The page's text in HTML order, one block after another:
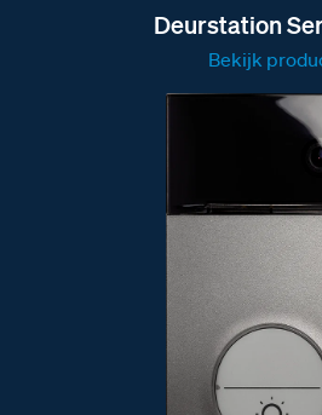
Deurstation
Bekijk